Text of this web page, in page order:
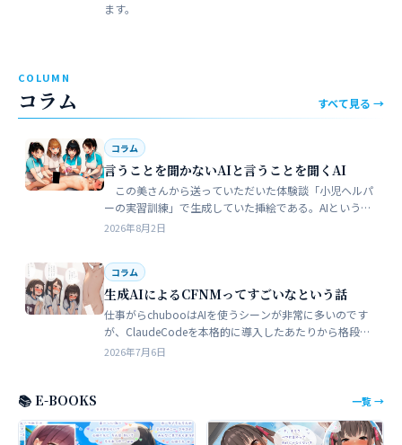
ます。
COLUMN
コラム すべて見る →
コラム
言うことを聞かないAIと言うことを聞くAI
この美さんから送っていただいた体験談「小児ヘルパ
ーの実習訓練」で生成していた挿絵である。AIというの
は、どうしても細部が苦手でトークンを積まずにやれる
2026年8月2日
コラム
生成AIによるCFNMってすごいなという話
仕事がらchubooはAIを使うシーンが非常に多いのです
が、ClaudeCodeを本格的に導入したあたりから格段に
やれることが多くなった。昔からときどき思うことがあ
2026年7月6日
📚 E-BOOKS 一覧 →